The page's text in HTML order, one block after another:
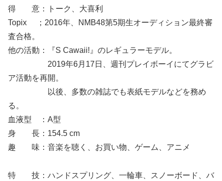
得 意：トーク、大喜利
Topix ； 2016年、NMB48第5期生オーディション最終審
査合格。
他の活動：『S Cawaii!』のレギュラーモデル。
2019年6月17日、週刊プレイボーイにてグラビ
ア活動を再開。
以後、多数の雑誌でも表紙モデルなどを務め
る。
血液型 ：A型
身 長：154.5 cm
趣 味：音楽を聴く、お買い物、ゲーム、アニメ
特 技：ハンドスプリング、一輪車、スノーボード、バ